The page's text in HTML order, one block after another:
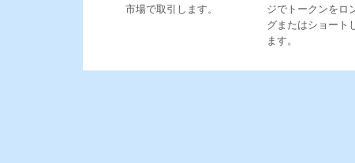
市場で取引します。
ジでトークンをロ
グまたはショート
ます。